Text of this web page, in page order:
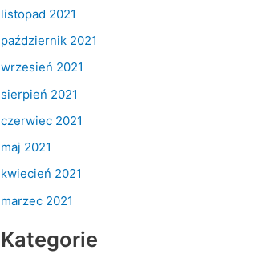
listopad 2021
październik 2021
wrzesień 2021
sierpień 2021
czerwiec 2021
maj 2021
kwiecień 2021
marzec 2021
Kategorie